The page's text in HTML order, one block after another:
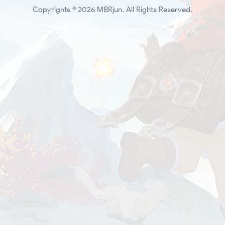
Copyrights © 2026 MBRjun. All Rights Reserved.